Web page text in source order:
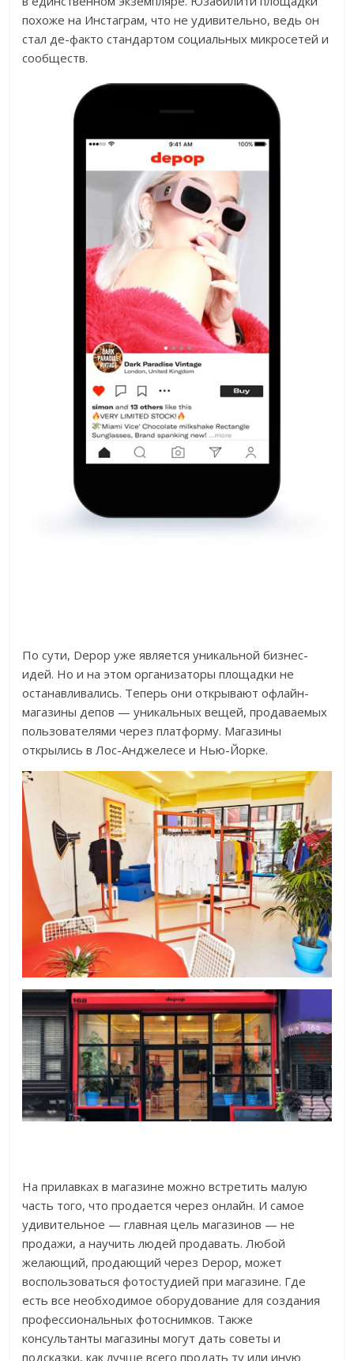
похоже на Инстаграм, что не удивительно, ведь он
стал де-факто стандартом социальных микросетей и
сообществ.
По сути, Depop уже является уникальной бизнес-
идей. Но и на этом организаторы площадки не
останавливались. Теперь они открывают офлайн-
магазины депов — уникальных вещей, продаваемых
пользователями через платформу. Магазины
открылись в Лос-Анджелесе и Нью-Йорке.
На прилавках в магазине можно встретить малую
часть того, что продается через онлайн. И самое
удивительное — главная цель магазинов — не
продажи, а научить людей продавать. Любой
желающий, продающий через Depop, может
воспользоваться фотостудией при магазине. Где
есть все необходимое оборудование для создания
профессиональных фотоснимков. Также
консультанты магазины могут дать советы и
подсказки, как лучше всего продать ту или иную